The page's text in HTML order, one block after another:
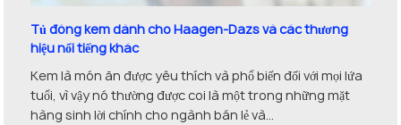
Tủ đông kem dành cho Haagen-Dazs và các thương
hiệu nổi tiếng khác
Kem là món ăn được yêu thích và phổ biến đối với mọi lứa
tuổi, vì vậy nó thường được coi là một trong những mặt
hàng sinh lời chính cho ngành bán lẻ và...